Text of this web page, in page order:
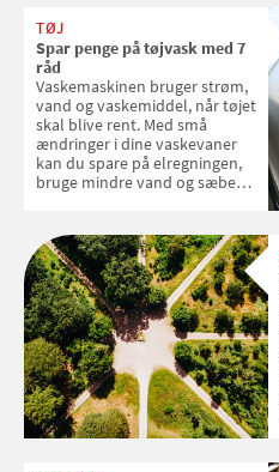
TØJ
Spar penge på tøjvask med 7
råd
Vaskemaskinen bruger strøm,
vand og vaskemiddel, når tøjet
skal blive rent. Med små
ændringer i dine vaskevaner
kan du spare på elregningen,
bruge mindre vand og sæbe
enkle råd til at spare penge på
tøjvasken